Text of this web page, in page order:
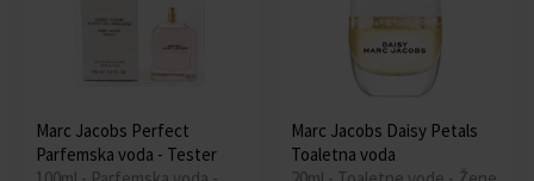
Marc Jacobs Perfect
Parfemska voda - Tester
Marc Jacobs Daisy Petals
Toaletna voda